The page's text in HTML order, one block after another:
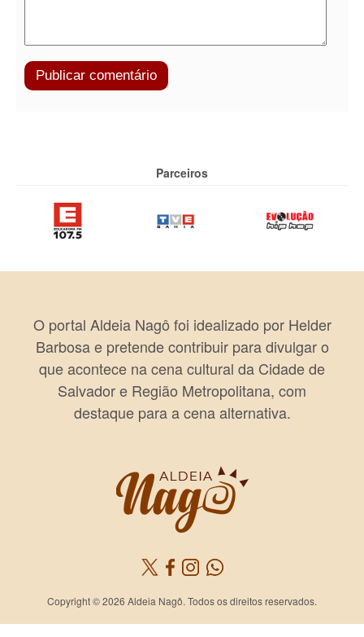
Parceiros
O portal Aldeia Nagô foi idealizado por Helder
Barbosa e pretende contribuir para divulgar o
que acontece na cena cultural da Cidade de
Salvador e Região Metropolitana, com
destaque para a cena alternativa.
Copyright © 2026 Aldeia Nagô. Todos os direitos reservados.